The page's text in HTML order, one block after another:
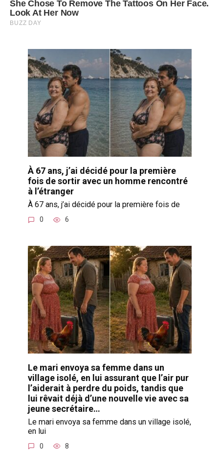
À 67 ans, j’ai décidé pour la première
fois de sortir avec un homme rencontré
à l’étranger
À 67 ans, j’ai décidé pour la première fois de
0 6
Le mari envoya sa femme dans un
village isolé, en lui assurant que l’air pur
l’aiderait à perdre du poids, tandis que
lui rêvait déjà d’une nouvelle vie avec sa
jeune secrétaire…
Le mari envoya sa femme dans un village isolé,
en lui
0 8